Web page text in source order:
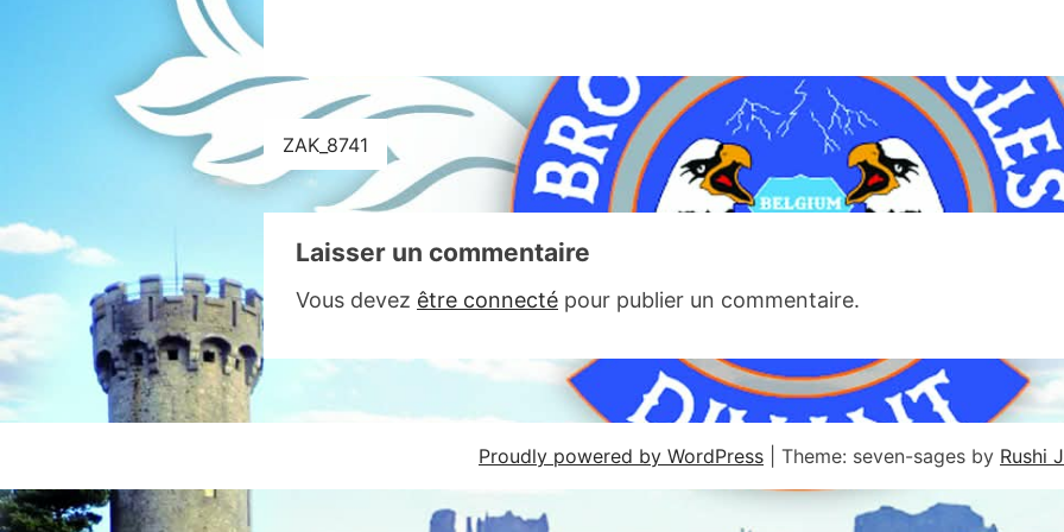
Navigation
de
l’article
ZAK_8741
Laisser un commentaire
Vous devez être connecté pour publier un commentaire.
Proudly powered by WordPress Theme: seven-sages by Rushi